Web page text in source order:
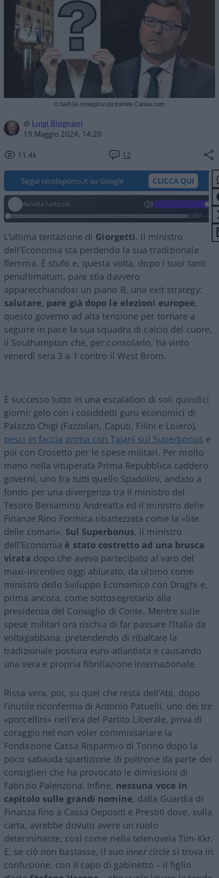
di Luigi Bisignani
19 Maggio 2024, 14:20
11.4k 12
© sal61e ismagilov da tramite Canva.com
Segui nicolaporro.it su Google CLICCA QUI
Ascolta l'articolo
0:00/--:--
L’ultima tentazione di Giorgetti. Il ministro
dell’Economia sta perdendo la sua tradizionale
flemma. È stufo e, questa volta, dopo i suoi tanti
penultimatum, pare stia davvero
apparecchiandosi un piano B, una exit strategy:
salutare, pare già dopo le elezioni europee,
questo governo ad alta tensione per tornare a
seguire in pace la sua squadra di calcio del cuore,
il Southampton che, per consolarlo, ha vinto
venerdì sera 3 a 1 contro il West Brom.
È successo tutto in una escalation di soli quindici
giorni: gelo con i cosiddetti guru economici di
Palazzo Chigi (Fazzolari, Caputi, Filini e Loiero),
pesci in faccia prima con Tajani sul Superbonus e
poi con Crosetto per le spese militari. Per molto
meno nella vituperata Prima Repubblica caddero
governi, uno fra tutti quello Spadolini, andato a
fondo per una divergenza tra il ministro del
Tesoro Beniamino Andreatta ed il ministro delle
Finanze Rino Formica ribattezzata come la «lite
delle comari». Sul Superbonus, il ministro
dell’Economia è stato costretto ad una brusca
virata dopo che aveva partecipato al varo del
maxi-incentivo oggi abiurato, da ultimo come
ministro dello Sviluppo Economico con Draghi e,
prima ancora, come sottosegretario alla
presidenza del Consiglio di Conte. Mentre sulle
spese militari ora rischia di far passare l’Italia da
voltagabbana, pretendendo di ribaltare la
tradizionale postura euro-atlantista e causando
una vera e propria fibrillazione internazionale.
Rissa vera, poi, su quel che resta dell’Abi, dopo
l’inutile riconferma di Antonio Patuelli, uno dei tre
«porcellini» nell’era del Partito Liberale, priva di
coraggio nel non voler commissariare la
Fondazione Cassa Risparmio di Torino dopo la
poco sabauda spartizione di poltrone da parte dei
consiglieri che ha provocato le dimissioni di
Fabrizio Palenzona. Infine, nessuna voce in
capitolo sulle grandi nomine, dalla Guardia di
Finanza fino a Cassa Depositi e Prestiti dove, sulla
carta, avrebbe dovuto avere un ruolo
determinante, così come nella telenovela Tim-Kkr.
E, se ciò non bastasse, il suo inner circle si trova in
confusione, con il capo di gabinetto – il figlio